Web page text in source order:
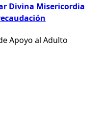
Divina Misericordia
Apoyo al Adulto